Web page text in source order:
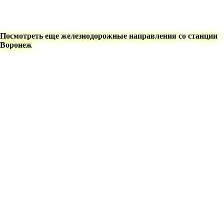
Посмотреть еще железнодорожные направления со станции
Воронеж